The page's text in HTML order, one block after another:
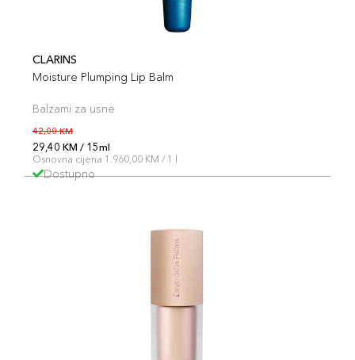
CLARINS
Moisture Plumping Lip Balm
Balzami za usne
42,00 KM
29,40 KM / 15ml
Osnovna cijena 1.960,00 KM / 1 l
Dostupno